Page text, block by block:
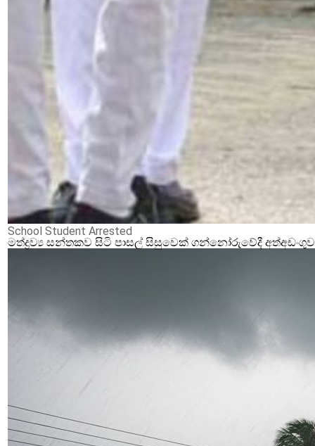
School Student Arrested
මත්ද්‍රව්‍ය සන්තකව සිටි පාසල් සිසුවෙක් ගන්නෝරුවේදී